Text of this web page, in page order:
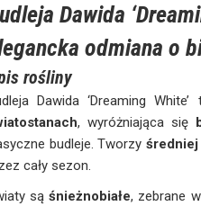
Dawida
odmiana o
rośliny
Dawida ‘Dreaming White’
, wyróżniająca się
budleje. Tworzy
cały sezon.
sąśnieżnobiałe, zebrane w